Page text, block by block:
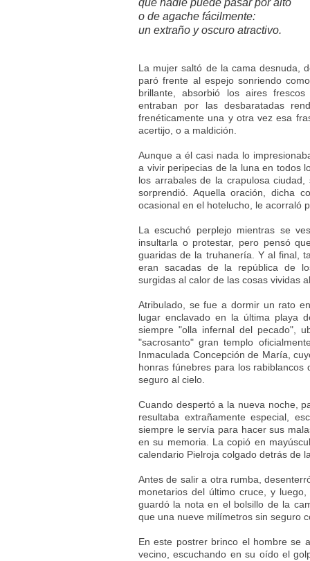
que nadie puede pasar por alto
o de agache fácilmente:
un extraño y oscuro atractivo.
La mujer saltó de la cama desnuda,
paró frente al espejo sonriendo
brillante, absorbió los aires
entraban por las desbaratadas
frenéticamente una y otra vez esa
acertijo, o a maldición.
Aunque a él casi nada lo
a vivir peripecias de la luna en todos
los arrabales de la crapulosa
sorprendió. Aquella oración, dicha
ocasional en el hotelucho, le acorraló
La escuchó perplejo mientras se
insultarla o protestar, pero pensó
guaridas de la truhanería. Y al final,
eran sacadas de la república de
surgidas al calor de las cosas vividas
Atribulado, se fue a dormir un rato
lugar enclavado en la última playa
siempre "olla infernal del pecado",
"sacrosanto" gran templo
Inmaculada Concepción de María,
honras fúnebres para los
seguro al cielo.
Cuando despertó a la nueva noche,
resultaba extrañamente especial,
siempre le servía para hacer sus
en su memoria. La copió en
calendario Pielroja colgado detrás de
Antes de salir a otra rumba,
monetarios del último cruce, y
guardó la nota en el bolsillo de la
que una nueve milímetros sin seguro
En este postrer brinco el hombre se
vecino, escuchando en su oído el